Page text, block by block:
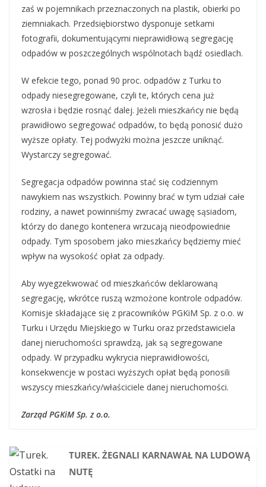
zaś w pojemnikach przeznaczonych na plastik, obierki po
ziemniakach. Przedsiębiorstwo dysponuje setkami
fotografii, dokumentującymi nieprawidłową segregację
odpadów w poszczególnych wspólnotach bądź osiedlach.
W efekcie tego, ponad 90 proc. odpadów z Turku to
odpady niesegregowane, czyli te, których cena już
wzrosła i będzie rosnąć dalej. Jeżeli mieszkańcy nie będą
prawidłowo segregować odpadów, to będą ponosić dużo
wyższe opłaty. Tej podwyżki można jeszcze uniknąć.
Wystarczy segregować.
Segregacja odpadów powinna stać się codziennym
nawykiem nas wszystkich. Powinny brać w tym udział całe
rodziny, a nawet powinniśmy zwracać uwagę sąsiadom,
którzy do danego kontenera wrzucają nieodpowiednie
odpady. Tym sposobem jako mieszkańcy będziemy mieć
wpływ na wysokość opłat za odpady.
Aby wyegzekwować od mieszkańców deklarowaną
segregację, wkrótce ruszą wzmożone kontrole odpadów.
Komisje składające się z pracowników PGKiM Sp. z o.o. w
Turku i Urzędu Miejskiego w Turku oraz przedstawiciela
danej nieruchomości sprawdzą, jak są segregowane
odpady. W przypadku wykrycia nieprawidłowości,
konsekwencje w postaci wyższych opłat będą ponosili
wszyscy mieszkańcy/właściciele danej nieruchomości.
ZarządPGKiM Sp. z o.o.
TUREK. ŻEGNALI KARNAWAŁ NA LUDOWĄ
NUTĘ